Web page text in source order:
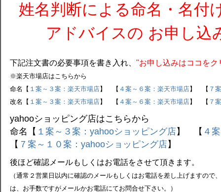
姓名判断による命名・名付
アドバイスの お申し込
下記注文書の必要事項を書き入れ、 "お申し込みはココをク
※楽天市場店はこちらから
命名【 １案～３案：楽天市場店】 【 ４案～６案：楽天市場店】 【 ７
改名【 １案～３案：楽天市場店】 【 ４案～６案：楽天市場店】 【 ７
yahooショッピング店はこちらから
命名【 １案～３案：yahooショッピング店】 【 ４
【 ７案～１０案：yahooショッピング店】
後ほど確認メールもしくはお電話をさせて頂きます。
（通常２営業日以内に確認のメールもしくはお電話を差し上げますの
は、お手数ですがメールかお電話にてお問合せ下さい。）